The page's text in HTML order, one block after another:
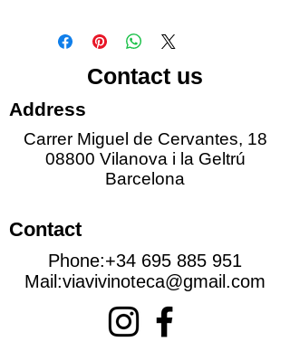
Contact us
Address
Carrer Miguel de Cervantes, 18
08800 Vilanova i la Geltrú
Barcelona
Contact
Phone:+34 695 885 951
Mail:viavivinoteca@gmail.com